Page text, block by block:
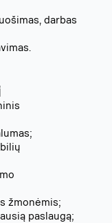
darbas
žmonėmis;
paslaugą;